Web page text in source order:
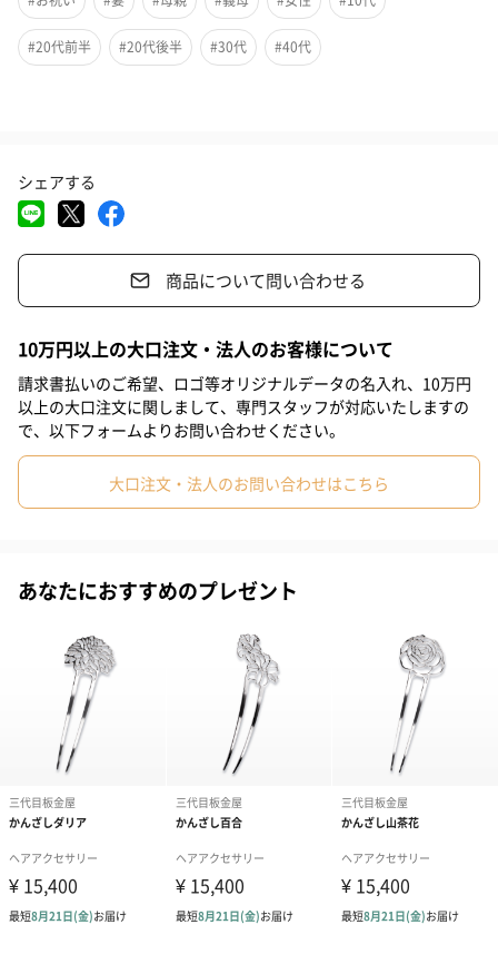
こそ際立つ装飾は、「着物や浴衣」だけではなく「普段の洋服」
にも合うのがポイント◎
まとめ髪が、キレイにまとまらない方のお悩みを参考にヘアスタ
イリストが考案したかんざしは、長く重宝すること間違いなしの
になれるヘアアクセサリーです。
なぜステンレス製なの？
耐久性が非常に高いので、折れる心配もなく、錆びにくいので、
また、ステンレスは金属アレルギーを起こしにくい素材でもあり
ます。
#20代前半 #20代後半 #30代 #40代
シェアする
商品について問い合わせる
10万円以上の大口注文・法人のお客様について
請求書払いのご希望、ロゴ等オリジナルデータの名入れ、10万円
以上の大口注文に関しまして、専門スタッフが対応いたしますの
で、以下フォームよりお問い合わせください。
大口注文・法人のお問い合わせはこちら
あなたにおすすめのプレゼント